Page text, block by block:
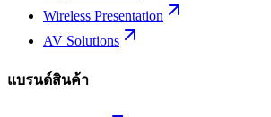
Wireless Presentation
AV Solutions
แบรนด์สินค้า